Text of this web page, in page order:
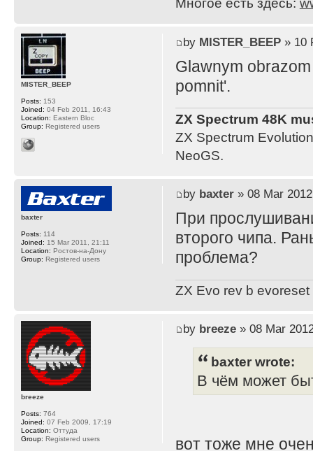
Многое есть здесь:
by MISTER_BEEP» 10
Glawnym
pomnit'.
ZX Spectrum 48K
ZX Spectrum
NeoGS.
MISTER_BEEP
Posts: 153
Joined: 04 Feb 2011, 16:43
Location: Eastern Bloc
Group: Registered users
by baxter» 08 Mar
При
второго чипа.
проблема?
ZX Evo rev b evoreset
baxter
Posts: 114
Joined: 15 Mar 2011, 21:11
Location: Ростов-на-Дону
Group: Registered users
by breeze» 08 Mar
baxter wrote:
В чём может
вот тоже мне
breeze
Posts: 764
Joined: 07 Feb 2009, 17:19
Location: Оттуда
Group: Registered users